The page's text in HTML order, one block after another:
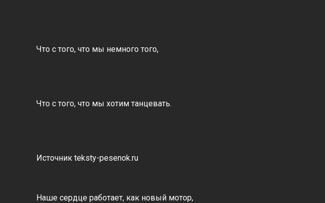
Что с того, что мы немного того,
Что с того, что мы хотим танцевать.
Источник teksty-pesenok.ru
Наше сердце работает, как новый мотор,